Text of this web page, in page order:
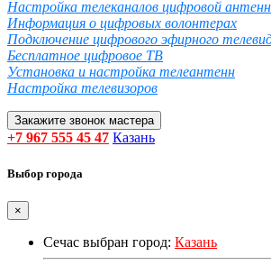
Настройка телеканалов цифровой
Информация о цифровых волонтерах
Подключение цифрового эфирного
Бесплатное цифровое ТВ
Установка и настройка телеантенн
Настройка телевизоров
Закажите звонок мастера
+7 967 555 45 47 Казань
Выбор города
×
Сечас выбран город: Казань